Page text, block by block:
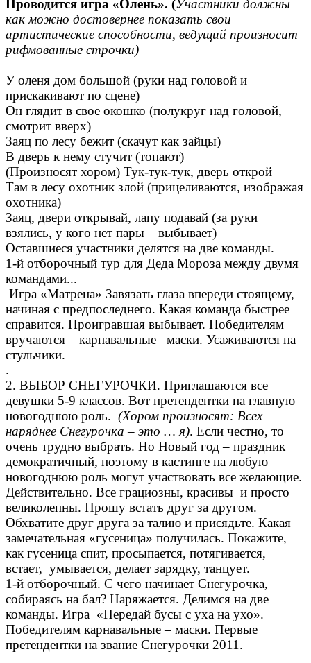
Проводится игра «Олень». (Участники должны
как можно достовернее показать свои
артистические способности, ведущий произносит
рифмованные строчки)
У оленя дом большой (руки над головой и
прискакивают по сцене)
Он глядит в свое окошко (полукруг над головой,
смотрит вверх)
Заяц по лесу бежит (скачут как зайцы)
В дверь к нему стучит (топают)
(Произносят хором) Тук-тук-тук, дверь открой
Там в лесу охотник злой (прицеливаются, изображая
охотника)
Заяц, двери открывай, лапу подавай (за руки
взялись, у кого нет пары – выбывает)
Оставшиеся участники делятся на две команды.
1-й отборочный тур для Деда Мороза между двумя
командами...
Игра «Матрена» Завязать глаза впереди стоящему,
начиная с предпоследнего. Какая команда быстрее
справится. Проигравшая выбывает. Победителям
вручаются – карнавальные –маски. Усаживаются на
стульчики.
.
2. ВЫБОР СНЕГУРОЧКИ. Приглашаются все
девушки 5-9 классов. Вот претендентки на главную
новогоднюю роль. (Хором произносят: Всех
наряднее Снегурочка – это … я). Если честно, то
очень трудно выбрать. Но Новый год – праздник
демократичный, поэтому в кастинге на любую
новогоднюю роль могут участвовать все желающие.
Действительно. Все грациозны, красивы и просто
великолепны. Прошу встать друг за другом.
Обхватите друг друга за талию и присядьте. Какая
замечательная «гусеница» получилась. Покажите,
как гусеница спит, просыпается, потягивается,
встает, умывается, делает зарядку, танцует.
1-й отборочный. С чего начинает Снегурочка,
собираясь на бал? Наряжается. Делимся на две
команды. Игра «Передай бусы с уха на ухо».
Победителям карнавальные – маски. Первые
претендентки на звание Снегурочки 2011.